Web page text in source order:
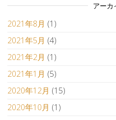
アーカ
2021年8月 (1)
2021年5月 (4)
2021年2月 (1)
2021年1月 (5)
2020年12月 (15)
2020年10月 (1)